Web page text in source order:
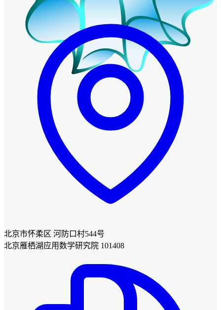
北京市怀柔区 河防口村544号
北京雁栖湖应用数学研究院 101408